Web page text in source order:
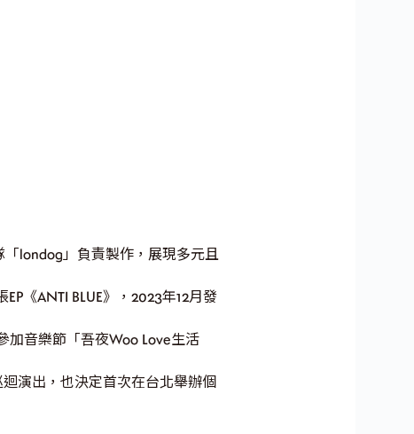
londog」負責製作，展現多元且
《ANTI BLUE》，2023年12月發
加音樂節「吾夜Woo Love生活
迴演出，也決定首次在台北舉辦個